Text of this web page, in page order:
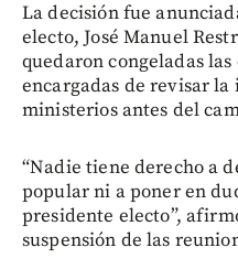
La decisión fue
electo, José Manuel
quedaron congeladas
encargadas de revisar
ministerios antes del
“Nadie tiene derecho a
popular ni a poner en
presidente electo”,
suspensión de las